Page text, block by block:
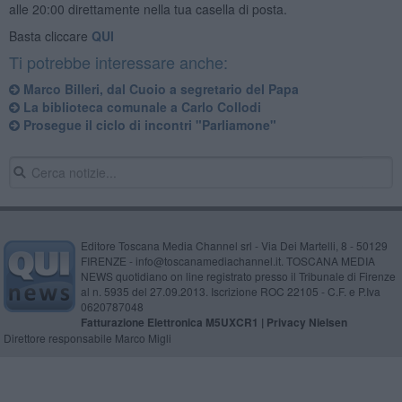
alle 20:00 direttamente nella tua casella di posta.
Basta cliccare QUI
Ti potrebbe interessare anche:
Marco Billeri, dal Cuoio a segretario del Papa
La biblioteca comunale a Carlo Collodi
Prosegue il ciclo di incontri "Parliamone"
Editore Toscana Media Channel srl - Via Dei Martelli, 8 - 50129
FIRENZE - info@toscanamediachannel.it. TOSCANA MEDIA
NEWS quotidiano on line registrato presso il Tribunale di Firenze
al n. 5935 del 27.09.2013. Iscrizione ROC 22105 - C.F. e P.Iva
0620787048
Fatturazione Elettronica M5UXCR1 | Privacy Nielsen
Direttore responsabile Marco Migli